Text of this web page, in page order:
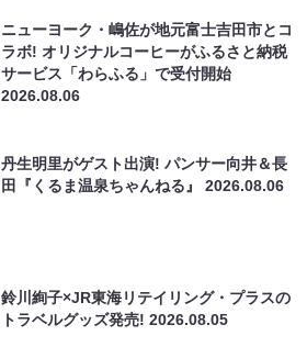
ニューヨーク・嶋佐が地元富士吉田市とコ
ラボ! オリジナルコーヒーがふるさと納税
サービス「わらふる」で受付開始
2026.08.06
丹生明里がゲスト出演! パンサー向井＆長
田『くるま温泉ちゃんねる』2026.08.06
鈴川絢子×JR東海リテイリング・プラスの
トラベルグッズ発売!2026.08.05